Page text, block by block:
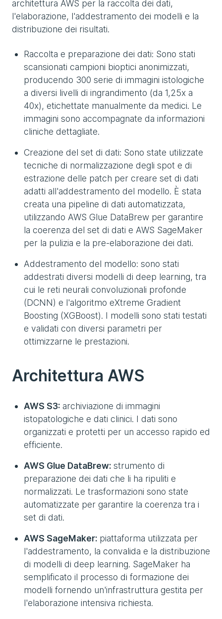
architettura AWS per la raccolta dei dati,
l'elaborazione, l'addestramento dei modelli e la
distribuzione dei risultati.
Raccolta e preparazione dei dati: Sono stati
scansionati campioni bioptici anonimizzati,
producendo 300 serie di immagini istologiche
a diversi livelli di ingrandimento (da 1,25x a
40x), etichettate manualmente da medici. Le
immagini sono accompagnate da informazioni
cliniche dettagliate.
Creazione del set di dati: Sono state utilizzate
tecniche di normalizzazione degli spot e di
estrazione delle patch per creare set di dati
adatti all'addestramento del modello. È stata
creata una pipeline di dati automatizzata,
utilizzando AWS Glue DataBrew per garantire
la coerenza del set di dati e AWS SageMaker
per la pulizia e la pre-elaborazione dei dati.
Addestramento del modello: sono stati
addestrati diversi modelli di deep learning, tra
cui le reti neurali convoluzionali profonde
(DCNN) e l'algoritmo eXtreme Gradient
Boosting (XGBoost). I modelli sono stati testati
e validati con diversi parametri per
ottimizzarne le prestazioni.
Architettura AWS
AWS S3: archiviazione di immagini
istopatologiche e dati clinici. I dati sono
organizzati e protetti per un accesso rapido ed
efficiente.
AWS Glue DataBrew: strumento di
preparazione dei dati che li ha ripuliti e
normalizzati. Le trasformazioni sono state
automatizzate per garantire la coerenza tra i
set di dati.
AWS SageMaker: piattaforma utilizzata per
l'addestramento, la convalida e la distribuzione
di modelli di deep learning. SageMaker ha
semplificato il processo di formazione dei
modelli fornendo un'infrastruttura gestita per
l'elaborazione intensiva richiesta.